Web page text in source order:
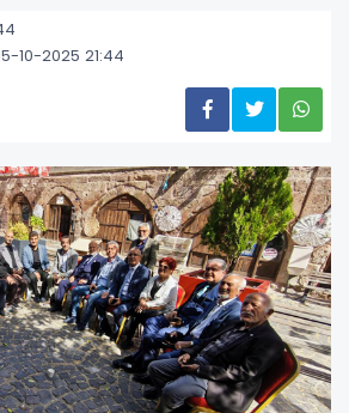
10-2025 21:44